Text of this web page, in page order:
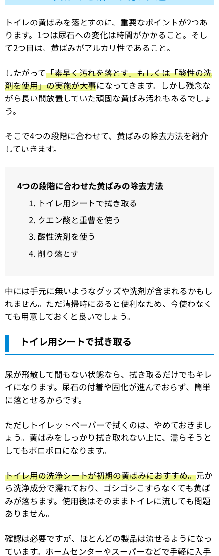
トイレの黄ばみを落とすのに、重要なポイントが2つあ
ります。1つは尿石への変化は時間がかかること。そし
て2つ目は、黄ばみがアルカリ性であること。
したがって「素早く汚れを落とす」もしくは「酸性の洗
剤を使用」の実施が大事になってきます。しかし残念な
がら長い間放置していた頑固な黄ばみ汚れもあるでしょ
う。
そこで4つの段階に合わせて、黄ばみの除去方法を紹介
していきます。
4つの段階に合わせた黄ばみの除去方法
トイレ用シートで拭き取る
クエン酸と重曹を使う
酸性洗剤を使う
削り落とす
中には手元に無いようなグッズや洗剤が含まれるかもし
れません。ただ清掃時にあると便利なため、今使わなく
ても用意しておくと良いでしょう。
トイレ用シートで拭き取る
尿が飛散して間もない状態なら、拭き取るだけでもキレ
イになります。尿石の付着や固化が進んでおらず、簡単
に落とせるからです。
ただしトイレットペーパーで拭くのは、やめておきまし
ょう。黄ばみをしっかり拭き取れない上に、濡らそうと
してもボロボロになります。
トイレ用の洗浄シートが初期の黄ばみにおすすめ。元か
ら洗浄成分で濡れており、ゴシゴシこすらなくても黄ば
みが落ちます。使用後はそのままトイレに流しても問題
ありません。
確認は必要ですが、ほとんどの製品は流せるようになっ
ています。ホームセンターやスーパーなどで手軽に入手